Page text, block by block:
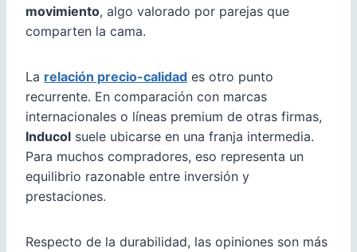
movimiento, algo valorado por parejas que
comparten la cama.
La relación precio-calidad es otro punto
recurrente. En comparación con marcas
internacionales o líneas premium de otras firmas,
Inducol suele ubicarse en una franja intermedia.
Para muchos compradores, eso representa un
equilibrio razonable entre inversión y
prestaciones.
Respecto de la durabilidad, las opiniones son más